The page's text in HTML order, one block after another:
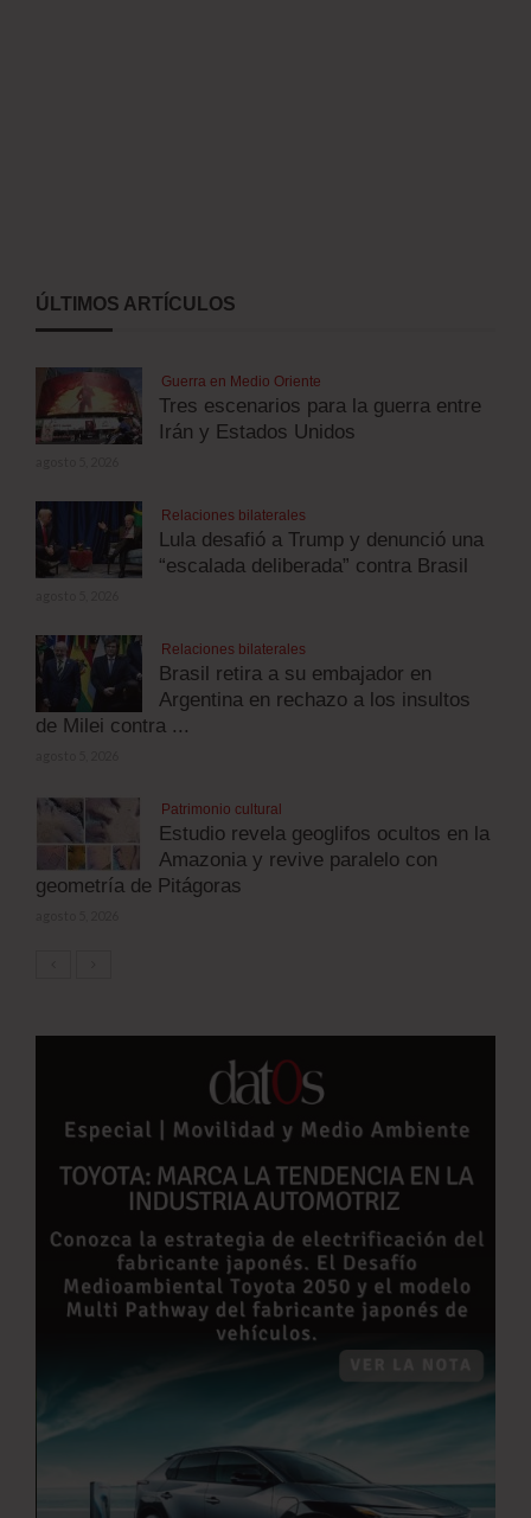
ÚLTIMOS ARTÍCULOS
Guerra en Medio Oriente
Tres escenarios para la guerra entre
Irán y Estados Unidos
Relaciones bilaterales
Lula desafió a Trump y denunció una
“escalada deliberada” contra Brasil
Relaciones bilaterales
Brasil retira a su embajador en
Argentina en rechazo a los insultos
de Milei contra ...
Patrimonio cultural
Estudio revela geoglifos ocultos en la
Amazonia y revive paralelo con
geometría de Pitágoras